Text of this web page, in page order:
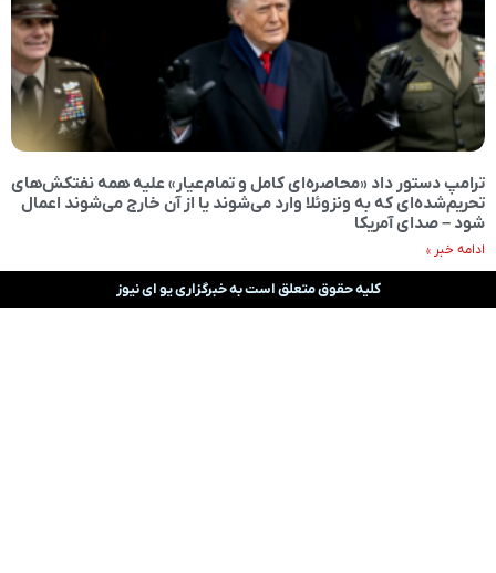
ترامپ دستور داد «محاصره‌ای کامل و تمام‌عیار» علیه همه نفتکش‌های
تحریم‌شده‌ای که به ونزوئلا وارد می‌شوند یا از آن خارج می‌شوند اعمال
شود – صدای آمریکا
ادامه خبر »
کلیه حقوق متعلق است به خبرگزاری یو ای نیوز